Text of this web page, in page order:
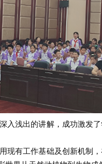
浅出的讲解，成功激发
有工作基础及创新机制，